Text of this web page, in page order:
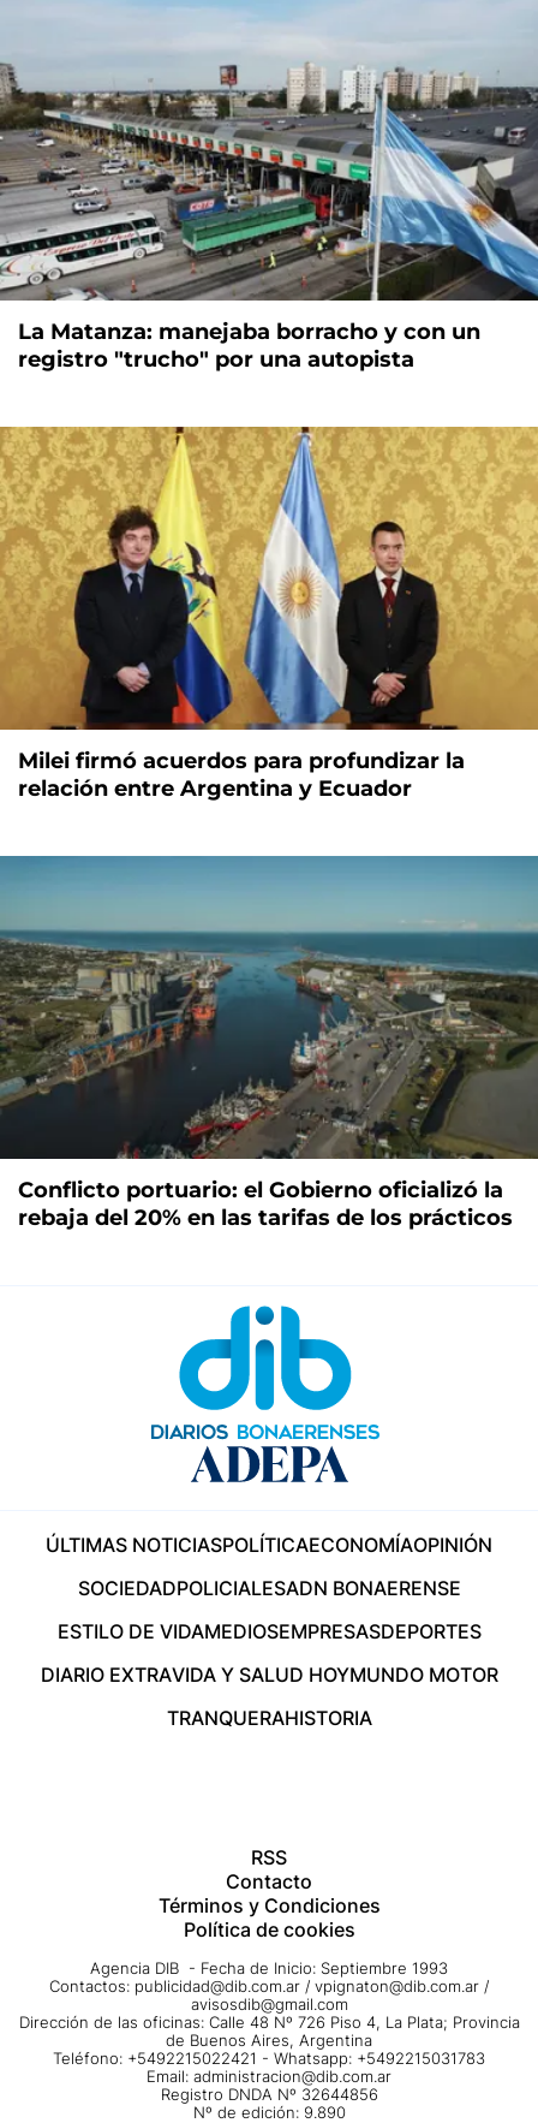
La Matanza: manejaba borracho y con un
registro "trucho" por una autopista
Milei firmó acuerdos para profundizar la
relación entre Argentina y Ecuador
Conflicto portuario: el Gobierno oficializó la
rebaja del 20% en las tarifas de los prácticos
ÚLTIMAS NOTICIASPOLÍTICAECONOMÍAOPINIÓN
SOCIEDADPOLICIALESADN BONAERENSE
ESTILO DE VIDAMEDIOSEMPRESASDEPORTES
DIARIO EXTRAVIDA Y SALUD HOYMUNDO MOTOR
TRANQUERAHISTORIA
RSS
Contacto
Términos y Condiciones
Política de cookies
Agencia DIB - Fecha de Inicio: Septiembre 1993
Contactos: publicidad@dib.com.ar / vpignaton@dib.com.ar /
avisosdib@gmail.com
Dirección de las oficinas: Calle 48 Nº 726 Piso 4, La Plata; Provincia
de Buenos Aires, Argentina
Teléfono: +5492215022421 - Whatsapp: +5492215031783
Email: administracion@dib.com.ar
Registro DNDA Nº 32644856
Nº de edición: 9.890